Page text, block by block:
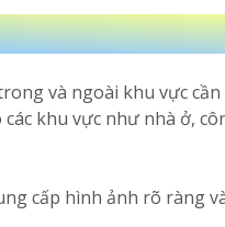
và ngoài khu vực
khu vực như nhà ở,
cấp hình ảnh rõ ràng